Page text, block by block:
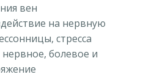
вен
на нервную
стресса
болевое и